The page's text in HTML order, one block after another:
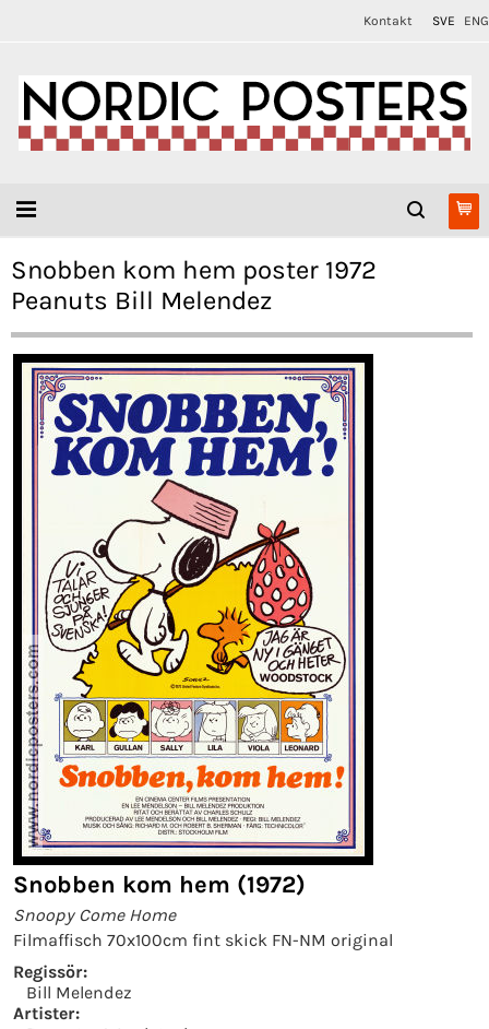
Kontakt SVE ENG
Snobben kom hem poster 1972
Peanuts Bill Melendez
Snobben kom hem (1972)
Snoopy Come Home
Filmaffisch 70x100cm fint skick FN-NM original
Regissör:
Bill Melendez
Artister: